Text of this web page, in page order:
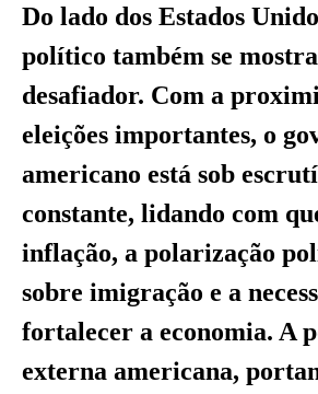
Do lado dos Estados
político também se
desafiador. Com a
eleições importantes, o
americano está sob
constante, lidando com
inflação, a polarização
sobre imigração e a
fortalecer a economia. A
externa americana,